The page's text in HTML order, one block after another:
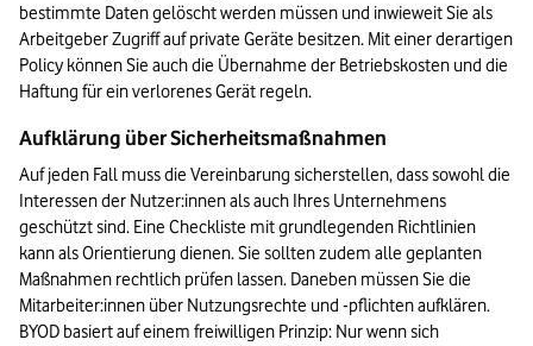
bestimmte Daten gelöscht werden müssen und inwieweit Sie als
Arbeitgeber Zugriff auf private Geräte besitzen. Mit einer derartigen
Policy können Sie auch die Übernahme der Betriebskosten und die
Haftung für ein verlorenes Gerät regeln.
Aufklärung über Sicherheitsmaßnahmen
Auf jeden Fall muss die Vereinbarung sicherstellen, dass sowohl die
Interessen der Nutzer:innen als auch Ihres Unternehmens
geschützt sind. Eine Checkliste mit grundlegenden Richtlinien
kann als Orientierung dienen. Sie sollten zudem alle geplanten
Maßnahmen rechtlich prüfen lassen. Daneben müssen Sie die
Mitarbeiter:innen über Nutzungsrechte und -pflichten aufklären.
BYOD basiert auf einem freiwilligen Prinzip: Nur wenn sich